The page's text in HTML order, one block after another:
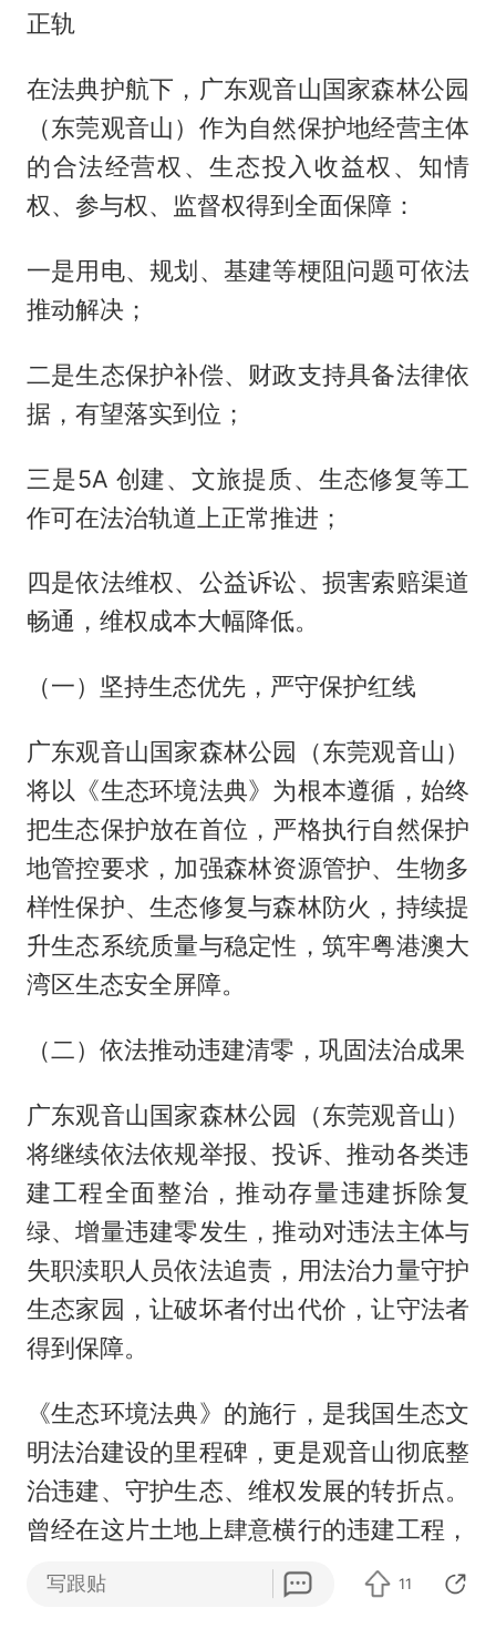
正轨
在法典护航下，广东观音山国家森林公园
（东莞观音山）作为自然保护地经营主体
的合法经营权、生态投入收益权、知情
权、参与权、监督权得到全面保障：
一是用电、规划、基建等梗阻问题可依法
推动解决；
二是生态保护补偿、财政支持具备法律依
据，有望落实到位；
三是5A 创建、文旅提质、生态修复等工
作可在法治轨道上正常推进；
四是依法维权、公益诉讼、损害索赔渠道
畅通，维权成本大幅降低。
（一）坚持生态优先，严守保护红线
广东观音山国家森林公园（东莞观音山）
将以《生态环境法典》为根本遵循，始终
把生态保护放在首位，严格执行自然保护
地管控要求，加强森林资源管护、生物多
样性保护、生态修复与森林防火，持续提
升生态系统质量与稳定性，筑牢粤港澳大
湾区生态安全屏障。
（二）依法推动违建清零，巩固法治成果
广东观音山国家森林公园（东莞观音山）
将继续依法依规举报、投诉、推动各类违
建工程全面整治，推动存量违建拆除复
绿、增量违建零发生，推动对违法主体与
失职渎职人员依法追责，用法治力量守护
生态家园，让破坏者付出代价，让守法者
得到保障。
《生态环境法典》的施行，是我国生态文
明法治建设的里程碑，更是观音山彻底整
治违建、守护生态、维权发展的转折点。
曾经在这片土地上肆意横行的违建工程，
在法典刚性约束下再无嚣张资本；曾经困
扰公园多年的生态侵害、监管缺位、权益
写跟贴 11